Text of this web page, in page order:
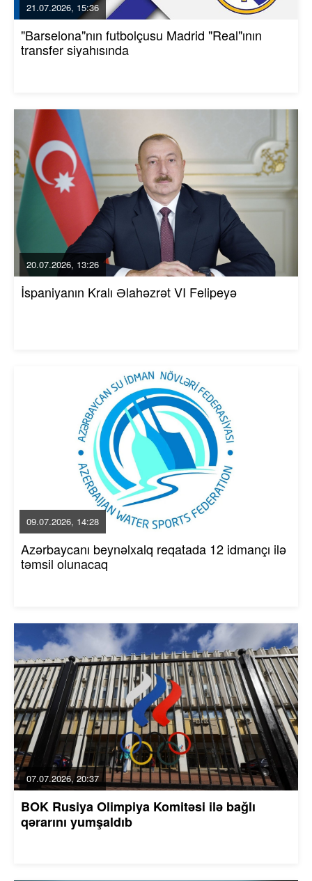
21.07.2026, 15:36
"Barselona"nın futbolçusu Madrid "Real"ının
transfer siyahısında
20.07.2026, 13:26
İspaniyanın Kralı Əlahəzrət VI Felipeyə
09.07.2026, 14:28
Azərbaycanı beynəlxalq reqatada 12 idmançı ilə
təmsil olunacaq
07.07.2026, 20:37
BOK Rusiya Olimpiya Komitəsi ilə bağlı
qərarını yumşaldıb